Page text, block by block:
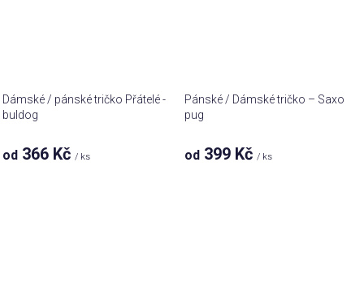
Dámské / pánské tričko Přátelé -
buldog
od 366 Kč/ ks
Pánské / Dámské tričko – Saxo
pug
od 399 Kč/ ks